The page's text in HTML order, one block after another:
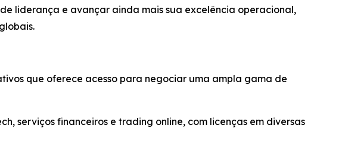
liderança e avançar ainda mais sua excelência operacional,
que oferece acesso para negociar uma ampla gama de
serviços financeiros e trading online, com licenças em diversas